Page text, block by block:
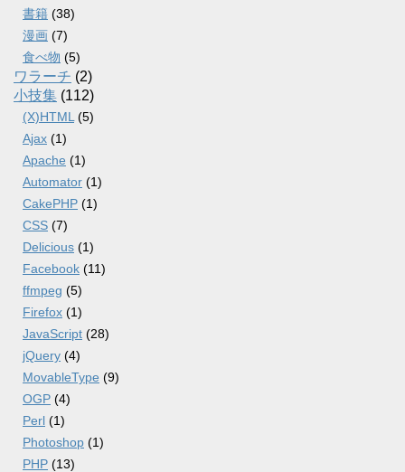
書籍 (38)
漫画 (7)
食べ物 (5)
ワラーチ (2)
小技集 (112)
(X)HTML (5)
Ajax (1)
Apache (1)
Automator (1)
CakePHP (1)
CSS (7)
Delicious (1)
Facebook (11)
ffmpeg (5)
Firefox (1)
JavaScript (28)
jQuery (4)
MovableType (9)
OGP (4)
Perl (1)
Photoshop (1)
PHP (13)